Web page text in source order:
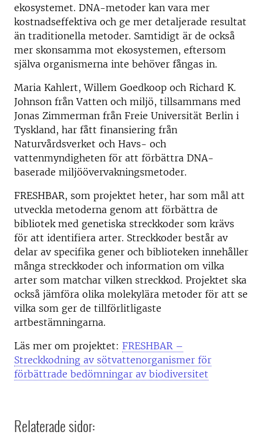
ekosystemet. DNA-metoder kan vara mer
kostnadseffektiva och ge mer detaljerade resultat
än traditionella metoder. Samtidigt är de också
mer skonsamma mot ekosystemen, eftersom
själva organismerna inte behöver fångas in.
Maria Kahlert, Willem Goedkoop och Richard K.
Johnson från Vatten och miljö, tillsammans med
Jonas Zimmerman från Freie Universität Berlin i
Tyskland, har fått finansiering från
Naturvårdsverket och Havs- och
vattenmyndigheten för att förbättra DNA-
baserade miljöövervakningsmetoder.
FRESHBAR, som projektet heter, har som mål att
utveckla metoderna genom att förbättra de
bibliotek med genetiska streckkoder som krävs
för att identifiera arter. Streckkoder består av
delar av specifika gener och biblioteken innehåller
många streckkoder och information om vilka
arter som matchar vilken streckkod. Projektet ska
också jämföra olika molekylära metoder för att se
vilka som ger de tillförlitligaste
artbestämningarna.
Läs mer om projektet: FRESHBAR –
Streckkodning av sötvattenorganismer för
förbättrade bedömningar av biodiversitet
Relaterade sidor: